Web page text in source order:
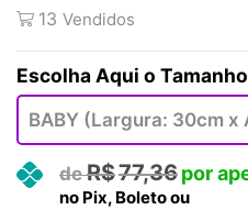
13 Vendidos
Tamanho
R$77,36
no Pix, Boleto ou